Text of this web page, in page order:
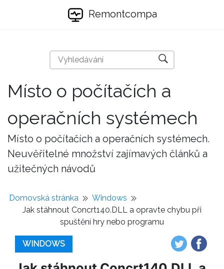
Remontcompa
Místo o počítačích a
operačních systémech
Místo o počítačích a operačních systémech.
Neuvěřitelné množství zajímavých článků a
užitečných návodů
Domovská stránka
Windows
Jak stáhnout Concrt140.DLL a opravte chybu při
spuštění hry nebo programu
WINDOWS